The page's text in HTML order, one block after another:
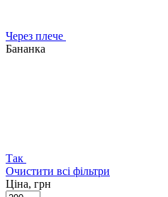
Через плече
Бананка
Так
Очистити всі фільтри
Ціна, грн